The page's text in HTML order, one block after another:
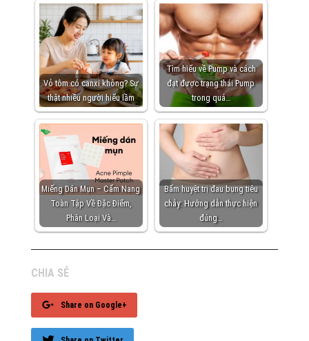
Vỏ tôm có canxi không? Sự
thật nhiều người hiểu lầm
Tìm hiểu về Pump và cách
đạt được trạng thái Pump
trong quá…
Miếng Dán Mụn – Cẩm Nang
Toàn Tập Về Đặc Điểm,
Phân Loại Và…
Bấm huyệt trị đau bụng tiêu
chảy: Hướng dẫn thực hiện
đúng…
CHIA SẺ
Share on Google+